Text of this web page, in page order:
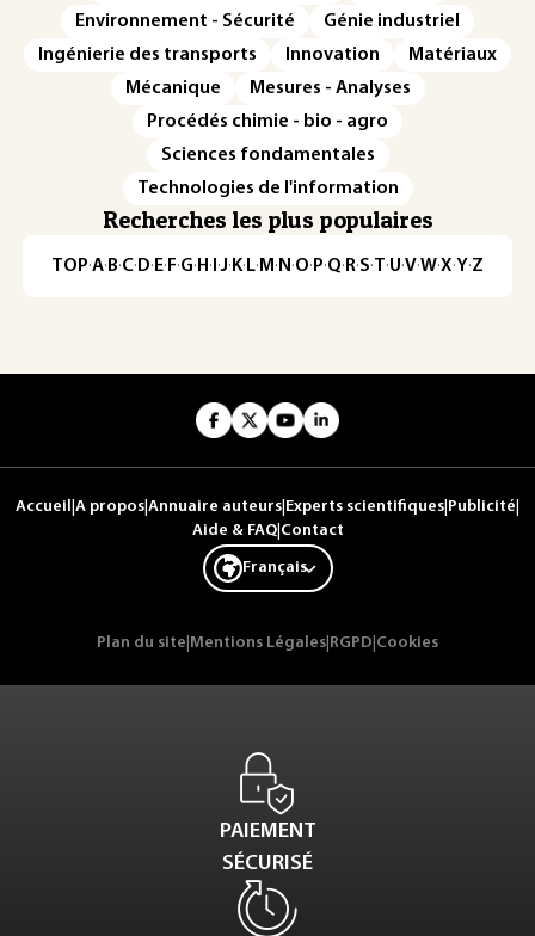
Environnement - Sécurité
Génie industriel
Ingénierie des transports
Innovation
Matériaux
Mécanique
Mesures - Analyses
Procédés chimie - bio - agro
Sciences fondamentales
Technologies de l'information
Recherches les plus populaires
TOP·A·B·C· D· E· F·G· H · ·J· K· L· M · N ·O· P·Q· R·S·T·U·V·W·X·Y·Z
Accueil A propos Annuaire auteurs Experts scientifiques Publicité
Aide & FAQ| Contact
Français
Plan du site Mentions Légales RGPD Cookies
PAIEMENT
SÉCURISÉ